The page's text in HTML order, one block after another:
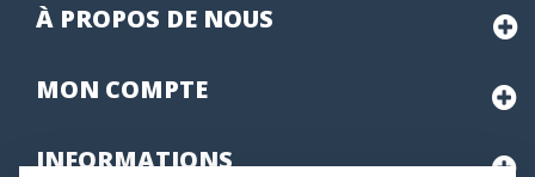
À PROPOS DE NOUS
MON COMPTE
INFORMATIONS